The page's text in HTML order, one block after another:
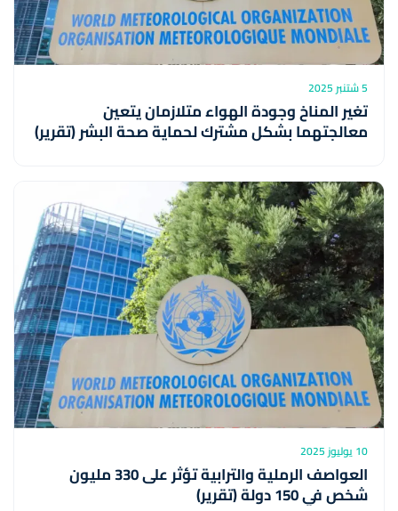
5 شتنبر 2025
تغير المناخ وجودة الهواء متلازمان يتعين
معالجتهما بشكل مشترك لحماية صحة البشر (تقرير)
10 يوليوز 2025
العواصف الرملية والترابية تؤثر على 330 مليون
شخص في 150 دولة (تقرير)